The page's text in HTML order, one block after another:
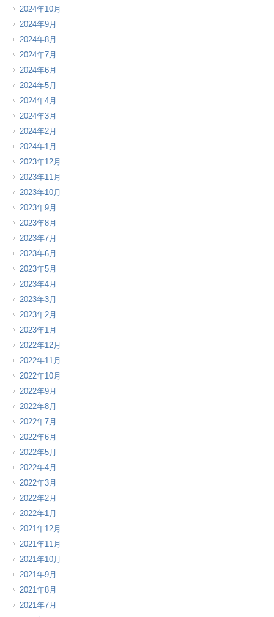
2024年10月
2024年9月
2024年8月
2024年7月
2024年6月
2024年5月
2024年4月
2024年3月
2024年2月
2024年1月
2023年12月
2023年11月
2023年10月
2023年9月
2023年8月
2023年7月
2023年6月
2023年5月
2023年4月
2023年3月
2023年2月
2023年1月
2022年12月
2022年11月
2022年10月
2022年9月
2022年8月
2022年7月
2022年6月
2022年5月
2022年4月
2022年3月
2022年2月
2022年1月
2021年12月
2021年11月
2021年10月
2021年9月
2021年8月
2021年7月